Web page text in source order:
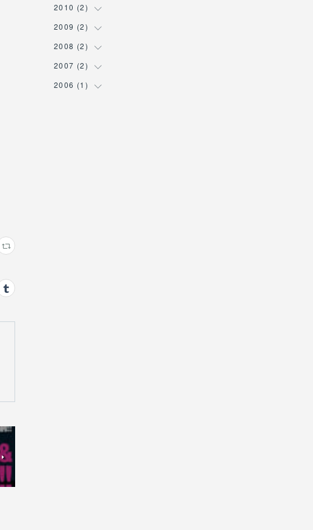
(1
(1
(1
(1
2010 (2)
(1
(1
2009 (2)
(1
(1
2008 (2)
(1
( 1
2007 (2)
( 1
2006 (1 )